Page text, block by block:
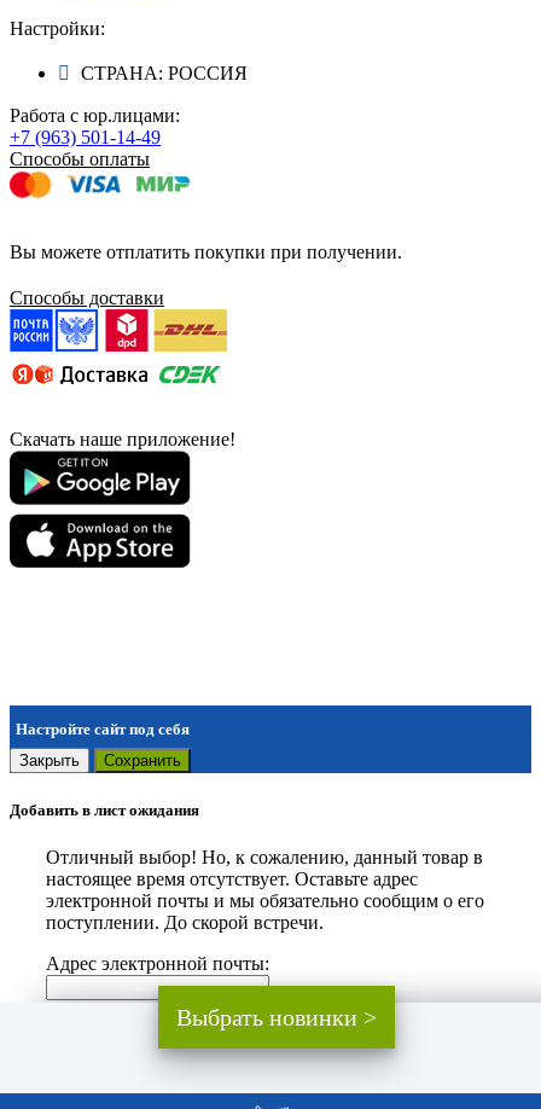
Выбрать новинки >
Настройки:
СТРАНА: РОССИЯ
Работа с юр.лицами:
+7 (963) 501-14-49
Способы оплаты
Вы можете отплатить покупки при получении.
Способы доставки
Скачать наше приложение!
Настройте сайт под себя
Закрыть
Сохранить
Добавить в лист ожидания
Отличный выбор! Но, к сожалению, данный товар в
настоящее время отсутствует. Оставьте адрес
электронной почты и мы обязательно сообщим о его
поступлении. До скорой встречи.
Адрес электронной почты:
Мы используем файлы cookie. Подробнее